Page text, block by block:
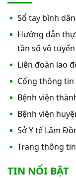
phẵng
Thư mời báo
y bạ năm
Thư mời báo
hiểm cháy,
Thư mời báo
“Bóng đèn
hóa Erba XL-
Thư mời báo
Sổ tay bình
Hướng dẫn
tần số vô
Liên đoàn lao
Cổng thông
Bệnh viện
Bệnh viện
Sở Y tế Lâm
Trang thông
TIN NỔI BẬT